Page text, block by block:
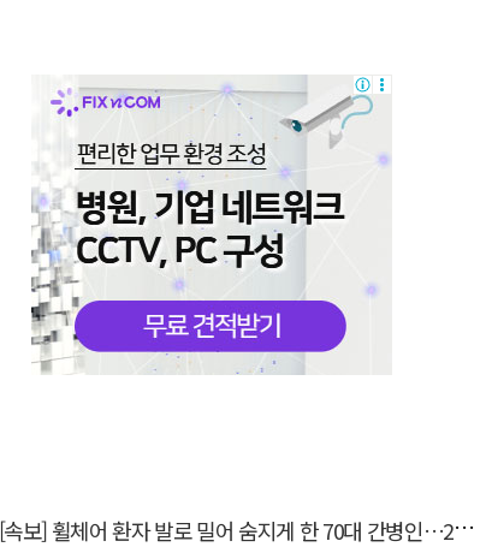
[속보] 휠체어 환자 발로 밀어 숨지게 한 70대 간병인…2심도 집행유예